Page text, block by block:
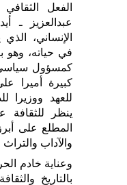
الفعل
عبدالعزيز ـ
الإنساني،
في حياته، وهو
كمسؤول
كبيرة أميرا
للعهد ووزيرا
ينظر للثقافة
المطلع على
والآداب
وعناية خادم
بالتاريخ